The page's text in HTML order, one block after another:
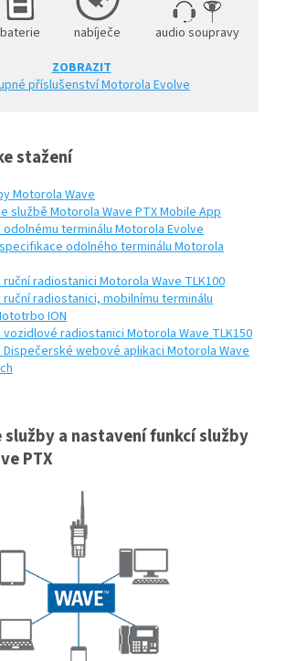
baterie nabíječe
audio soupravy
ZOBRAZIT
příslušenství Motorola Evolve
stažení
Motorola Wave
službě Motorola Wave PTX Mobile App
terminálu Motorola Evolve
odolného terminálu Motorola
radiostanici Motorola Wave TLK100
radiostanici, mobilnímu terminálu
ION
radiostanici Motorola Wave TLK150
webové aplikaci Motorola Wave
služby a nastavení funkcí služby
PTX